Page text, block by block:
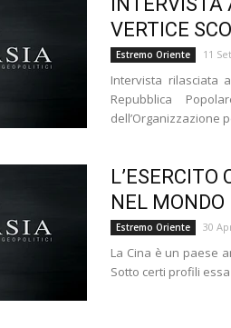
VERTICE SCO
Estremo Oriente 11
Intervista rilasciata
Repubblica
dell’Organizzazione
L’ESERCITO
NEL MONDO
Estremo Oriente 30
La Cina è un paese
Sotto certi profili